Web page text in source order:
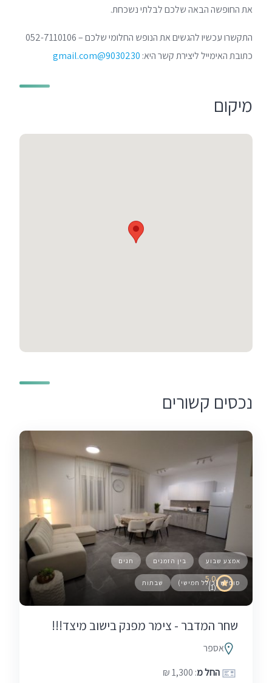
את החופשה הבאה שלכם לבלתי נשכחת.
התקשרו עכשיו להגשים את הנופש החלומי שלכם – 052-7110106
כתובת האימייל ליצירת קשר היא: 9030230@gmail.com
מיקום
נכסים קשורים
5.0
(1)
אמצע שבוע בין הזמנים חגים
סופ"ש (כולל חמישי) שבתות
שחר המדבר - צימר מפנק בישוב מיצד!!!
אספר
החל מ: 1,300 ₪